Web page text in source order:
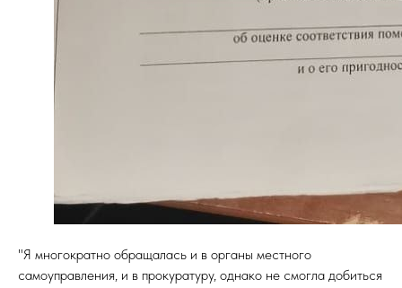
"Я многократно обращалась и в органы местного
самоуправления, и в прокуратуру, однако не смогла добиться